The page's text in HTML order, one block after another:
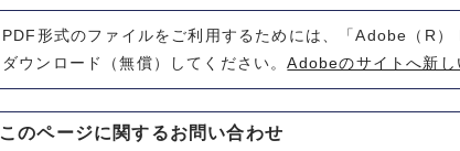
PDF形式のファイルをご利用するためには、「Adobe（R
ダウンロード（無償）してください。Adobeのサイトへ新し
このページに関するお問い合わせ